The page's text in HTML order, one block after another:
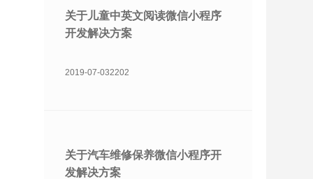
关于儿童中英文阅读微信小程序
开发解决方案
2019-07-032202
关于汽车维修保养微信小程序开
发解决方案